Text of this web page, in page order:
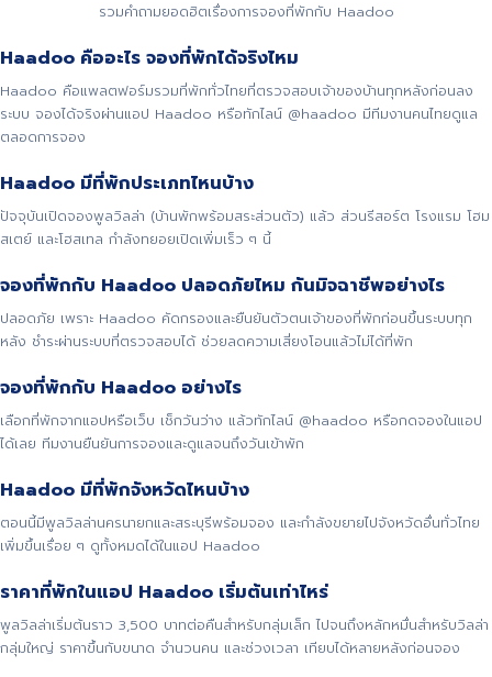
รวมคำถามยอดฮิตเรื่องการจองที่พักกับ Haadoo
Haadoo คืออะไร จองที่พักได้จริงไหม
Haadoo คือแพลตฟอร์มรวมที่พักทั่วไทยที่ตรวจสอบเจ้าของบ้านทุกหลังก่อนลง
ระบบ จองได้จริงผ่านแอป Haadoo หรือทักไลน์ @haadoo มีทีมงานคนไทยดูแล
ตลอดการจอง
Haadoo มีที่พักประเภทไหนบ้าง
ปัจจุบันเปิดจองพูลวิลล่า (บ้านพักพร้อมสระส่วนตัว) แล้ว ส่วนรีสอร์ต โรงแรม โฮม
สเตย์ และโฮสเทล กำลังทยอยเปิดเพิ่มเร็ว ๆ นี้
จองที่พักกับ Haadoo ปลอดภัยไหม กันมิจฉาชีพอย่างไร
ปลอดภัย เพราะ Haadoo คัดกรองและยืนยันตัวตนเจ้าของที่พักก่อนขึ้นระบบทุก
หลัง ชำระผ่านระบบที่ตรวจสอบได้ ช่วยลดความเสี่ยงโอนแล้วไม่ได้ที่พัก
จองที่พักกับ Haadoo อย่างไร
เลือกที่พักจากแอปหรือเว็บ เช็กวันว่าง แล้วทักไลน์ @haadoo หรือกดจองในแอป
ได้เลย ทีมงานยืนยันการจองและดูแลจนถึงวันเข้าพัก
Haadoo มีที่พักจังหวัดไหนบ้าง
ตอนนี้มีพูลวิลล่านครนายกและสระบุรีพร้อมจอง และกำลังขยายไปจังหวัดอื่นทั่วไทย
เพิ่มขึ้นเรื่อย ๆ ดูทั้งหมดได้ในแอป Haadoo
ราคาที่พักในแอป Haadoo เริ่มต้นเท่าไหร่
พูลวิลล่าเริ่มต้นราว 3,500 บาทต่อคืนสำหรับกลุ่มเล็ก ไปจนถึงหลักหมื่นสำหรับวิลล่า
กลุ่มใหญ่ ราคาขึ้นกับขนาด จำนวนคน และช่วงเวลา เทียบได้หลายหลังก่อนจอง